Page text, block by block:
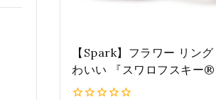
【Spark】フラワー リン
わいい 『スワロフスキー®
スタル』 指輪 フリーサイズ バイオ